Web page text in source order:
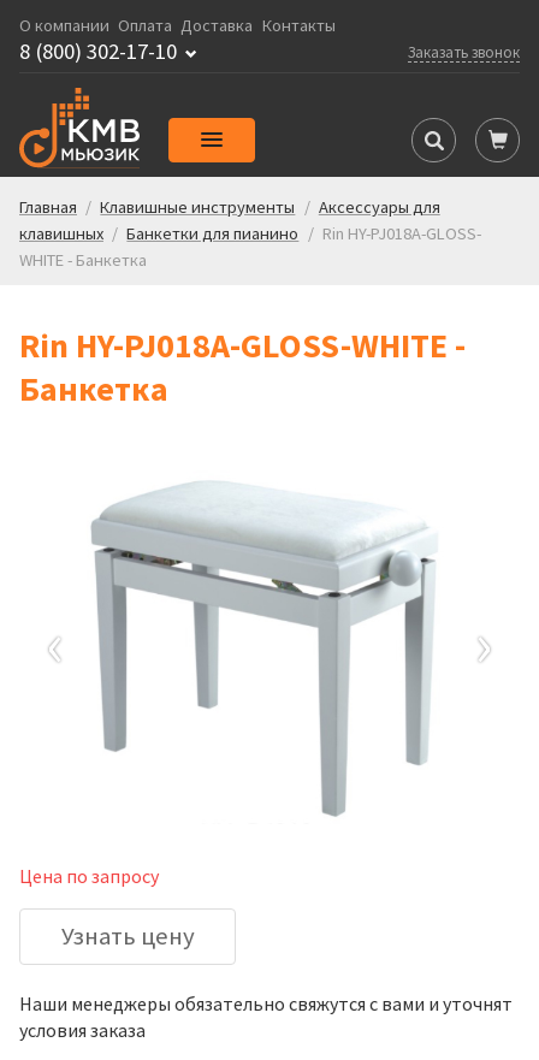
О компании Оплата Доставка Контакты
Заказать звонок
8 (800) 302-17-10
Главная / Клавишные инструменты / Аксессуары для
клавишных / Банкетки для пианино / Rin HY-PJ018A-GLOSS-
WHITE - Банкетка
Rin HY-PJ018A-GLOSS-WHITE -
Банкетка
‹ ›
Цена по запросу
Узнать цену
Наши менеджеры обязательно свяжутся с вами и уточнят
условия заказа